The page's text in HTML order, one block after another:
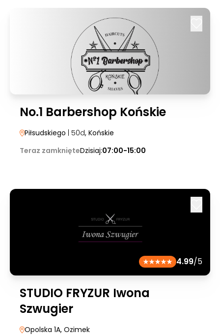
No.1 Barbershop Końskie
Piłsudskiego | 50d, Końskie
Teraz zamknięteDzisiaj:07:00-15:00
4.99/5
STUDIO FRYZUR Iwona
Szwugier
Opolska 1A, Ozimek